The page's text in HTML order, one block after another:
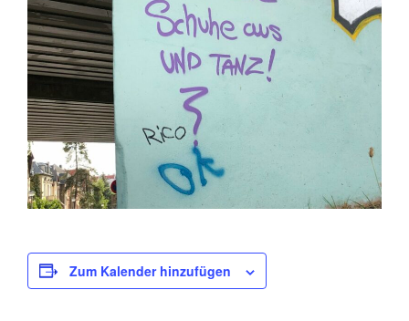
Zum Kalender hinzufügen